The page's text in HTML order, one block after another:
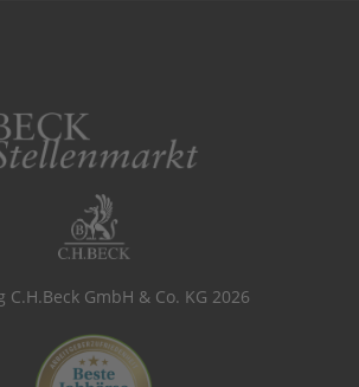
C.H.Beck GmbH & Co. KG 2026